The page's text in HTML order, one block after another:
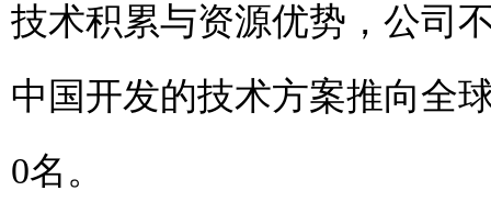
技术积累与资源优势，公司
中国开发的技术方案推向全
0名。